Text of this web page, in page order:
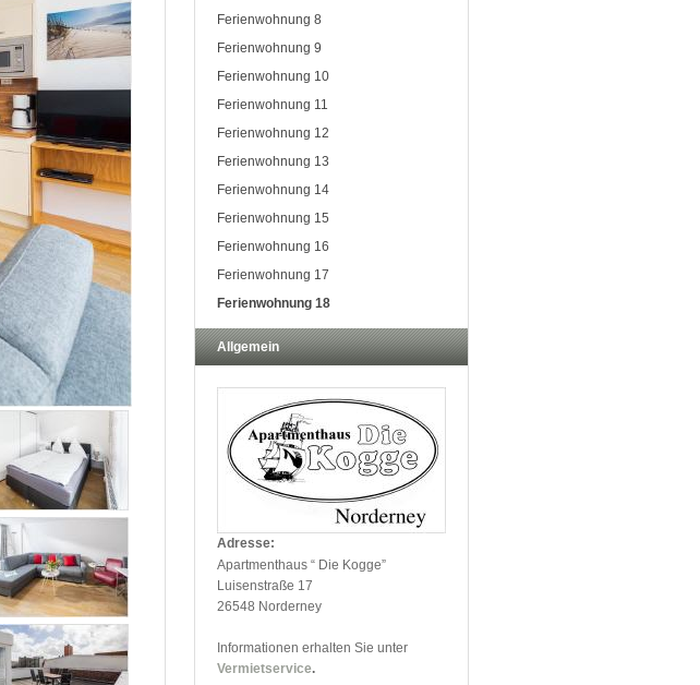
Ferienwohnung 8
Ferienwohnung 9
Ferienwohnung 10
Ferienwohnung 11
Ferienwohnung 12
Ferienwohnung 13
Ferienwohnung 14
Ferienwohnung 15
Ferienwohnung 16
Ferienwohnung 17
Ferienwohnung 18
Allgemein
Adresse:
Apartmenthaus “ Die Kogge”
Luisenstraße 17
26548 Norderney
Informationen erhalten Sie unter
Vermietservice.